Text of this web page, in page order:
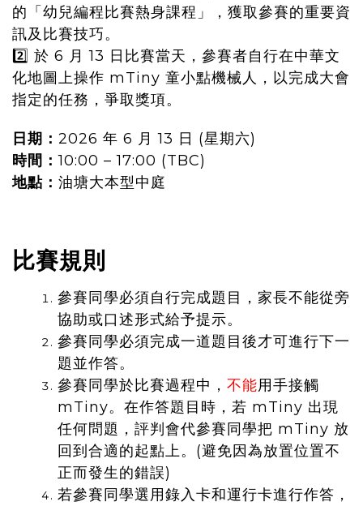
的「幼兒編程比賽熱身課程」，獲取參賽的重要資
訊及比賽技巧。
2️⃣ 於 6 月 13 日比賽當天，參賽者自行在中華文
化地圖上操作 mTiny 童小點機械人，以完成大會
指定的任務，爭取獎項。
日期： 2026 年 6 月 13 日 (星期六)
時間：10:00 – 17:00 (TBC)
地點： 油塘大本型中庭
比賽規則
參賽同學必須自行完成題目，家長不能從旁
協助或口述形式給予提示。
參賽同學必須完成一道題目後才可進行下一
題並作答。
參賽同學於比賽過程中， 不能用手接觸
mTiny。在作答題目時，若 mTiny 出現
任何問題，評判會代參賽同學把 mTiny 放
回到合適的起點上。(避免因為放置位置不
正而發生的錯誤)
若參賽同學選用錄入卡和運行卡進行作答，